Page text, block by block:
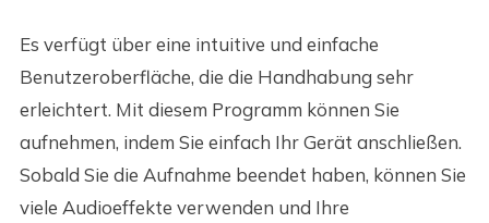
Es verfügt über eine intuitive und einfache
Benutzeroberfläche, die die Handhabung sehr
erleichtert. Mit diesem Programm können Sie
aufnehmen, indem Sie einfach Ihr Gerät anschließen.
Sobald Sie die Aufnahme beendet haben, können Sie
viele Audioeffekte verwenden und Ihre